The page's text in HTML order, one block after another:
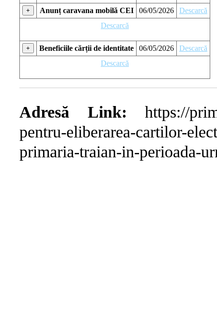
+ Anunț caravana mobilă CEI 06/05/2026
Descarcă
Descarcă
+ Beneficiile cărții de identitate 06/05/2026
Descarcă
Descarcă
Adresă Link: https://
pentru-eliberarea-cartilor-
primaria-traian-in-perioada-